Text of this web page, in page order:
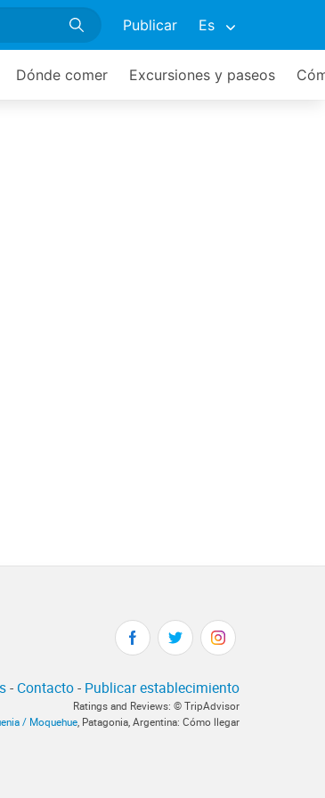
Publicar Es
Dónde comer Excursiones y paseos
- Contacto- Publicar establecimiento
Ratings and Reviews: © TripAdvisor
/ Moquehue, Patagonia, Argentina: Cómo llegar